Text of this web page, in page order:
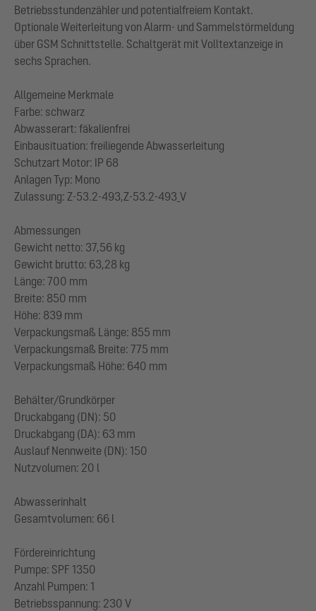
Betriebsstundenzähler und potentialfreiem Kontakt.
Optionale Weiterleitung von Alarm- und Sammelstörmeldung
über GSM Schnittstelle. Schaltgerät mit Volltextanzeige in
sechs Sprachen.
Allgemeine Merkmale
Farbe: schwarz
Abwasserart: fäkalienfrei
Einbausituation: freiliegende Abwasserleitung
Schutzart Motor: IP 68
Anlagen Typ: Mono
Zulassung: Z-53.2-493,Z-53.2-493_V
Abmessungen
Gewicht netto: 37,56 kg
Gewicht brutto: 63,28 kg
Länge: 700 mm
Breite: 850 mm
Höhe: 839 mm
Verpackungsmaß Länge: 855 mm
Verpackungsmaß Breite: 775 mm
Verpackungsmaß Höhe: 640 mm
Behälter/Grundkörper
Druckabgang (DN): 50
Druckabgang (DA): 63 mm
Auslauf Nennweite (DN): 150
Nutzvolumen: 20 l
Abwasserinhalt
Gesamtvolumen: 66 l
Fördereinrichtung
Pumpe: SPF 1350
Anzahl Pumpen: 1
Betriebsspannung: 230 V